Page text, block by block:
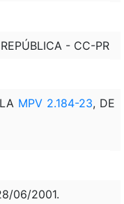
- CC-PR
MPV 2.184-23, DE
06/2001.